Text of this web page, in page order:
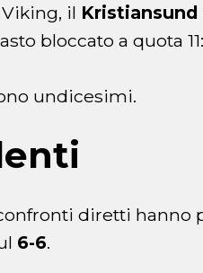
Viking, il Kristiansund
bloccato a quota
undicesimi.
diretti hanno
6-6.